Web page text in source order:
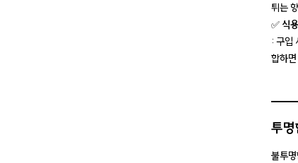
튀는
✅ 식
: 구입
합하
투명
불투